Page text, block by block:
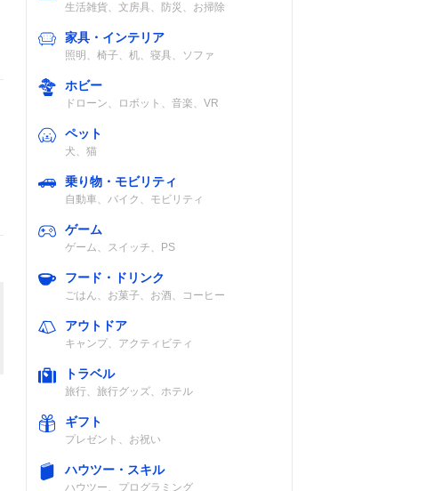
生活雑貨、文房具、防災、お掃除
家具・インテリア
照明、椅子、机、寝具、ソファ
ホビー
ドローン、ロボット、音楽、VR
ペット
犬、猫
乗り物・モビリティ
自動車、バイク、モビリティ
ゲーム
ゲーム、スイッチ、PS
フード・ドリンク
ごはん、お菓子、お酒、コーヒー
アウトドア
キャンプ、アクティビティ
トラベル
旅行、旅行グッズ、ホテル
ギフト
プレゼント、お祝い
ハウツー・スキル
ハウツー、プログラミング